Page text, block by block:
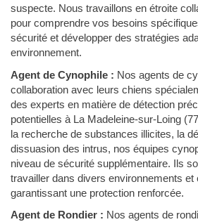
suspecte. Nous travaillons en étroite
pour comprendre vos besoins
sécurité et développer des stratégies
environnement.
Agent de Cynophile : Nos agents de
collaboration avec leurs chiens
des experts en matière de détection
potentielles à La Madeleine-sur-Loing
la recherche de substances illicites, la
dissuasion des intrus, nos équipes
niveau de sécurité supplémentaire. Ils
travailler dans divers environnements et
garantissant une protection renforcée.
Agent de Rondier : Nos agents de